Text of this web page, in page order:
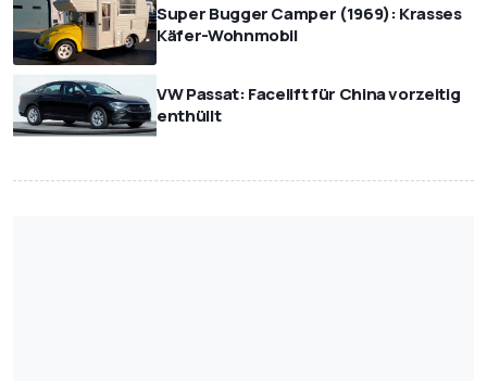
Super Bugger Camper (1969): Krasses
Käfer-Wohnmobil
VW Passat: Facelift für China vorzeitig
enthüllt